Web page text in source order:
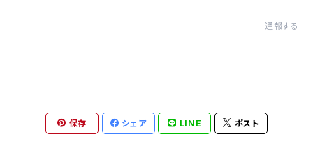
通報する
保存 シェア LINE ポスト